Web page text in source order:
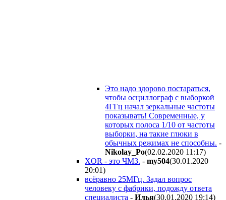
Это надо здорово постараться,
чтобы осциллограф с выборкой
4ГГц начал зеркальные частоты
показывать! Современные, у
которых полоса 1/10 от частоты
выборки, на такие глюки в
обычных режимах не способны. -
Nikolay_Po(02.02.2020 11:17)
XOR - это ЧМЗ. - my504(30.01.2020
20:01)
всёравно 25МГц. Задал вопрос
человеку с фабрики, подожду ответа
специалиста - Илья(30.01.2020 19:14)